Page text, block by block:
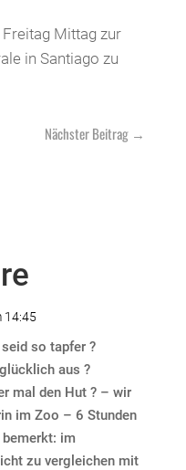
Mittag zur
in Santiago zu
Nächster Beitrag →
14:45
so tapfer ?
aus ?
mal den Hut ? – wir
im Zoo – 6 Stunden
im
zu vergleichen mit